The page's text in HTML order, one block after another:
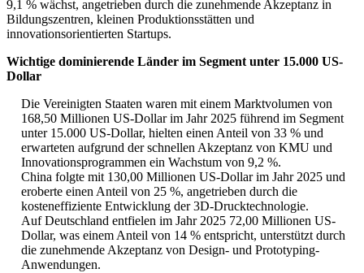
9,1 % wächst, angetrieben durch die zunehmende Akzeptanz in
Bildungszentren, kleinen Produktionsstätten und
innovationsorientierten Startups.
Wichtige dominierende Länder im Segment unter 15.000 US-
Dollar
Die Vereinigten Staaten waren mit einem Marktvolumen von
168,50 Millionen US-Dollar im Jahr 2025 führend im Segment
unter 15.000 US-Dollar, hielten einen Anteil von 33 % und
erwarteten aufgrund der schnellen Akzeptanz von KMU und
Innovationsprogrammen ein Wachstum von 9,2 %.
China folgte mit 130,00 Millionen US-Dollar im Jahr 2025 und
eroberte einen Anteil von 25 %, angetrieben durch die
kosteneffiziente Entwicklung der 3D-Drucktechnologie.
Auf Deutschland entfielen im Jahr 2025 72,00 Millionen US-
Dollar, was einem Anteil von 14 % entspricht, unterstützt durch
die zunehmende Akzeptanz von Design- und Prototyping-
Anwendungen.